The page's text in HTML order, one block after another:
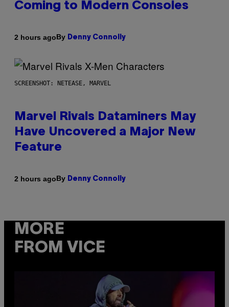
Coming to Modern Consoles
2 hours agoBy Denny Connolly
SCREENSHOT: NETEASE, MARVEL
Marvel Rivals Dataminers May
Have Uncovered a Major New
Feature
2 hours agoBy Denny Connolly
MORE
FROM VICE